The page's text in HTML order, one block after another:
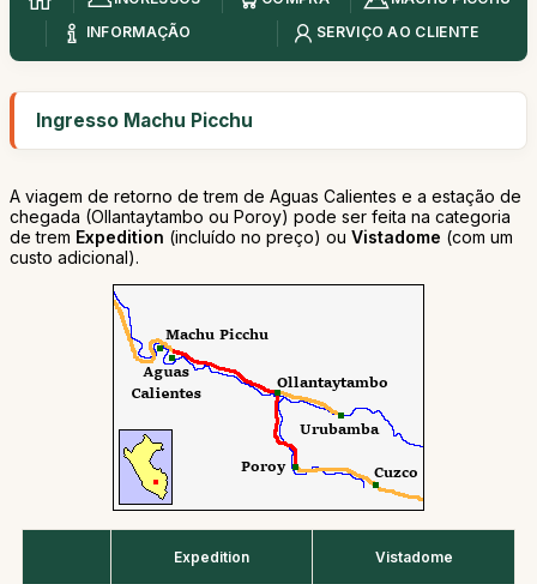
INFORMAÇÃO
SERVIÇO AO CLIENTE
Ingresso Machu Picchu
A viagem de retorno de trem de Aguas Calientes e a estação de
chegada (Ollantaytambo ou Poroy) pode ser feita na categoria
de trem Expedition (incluído no preço) ou Vistadome (com um
custo adicional).
Expedition Vistadome